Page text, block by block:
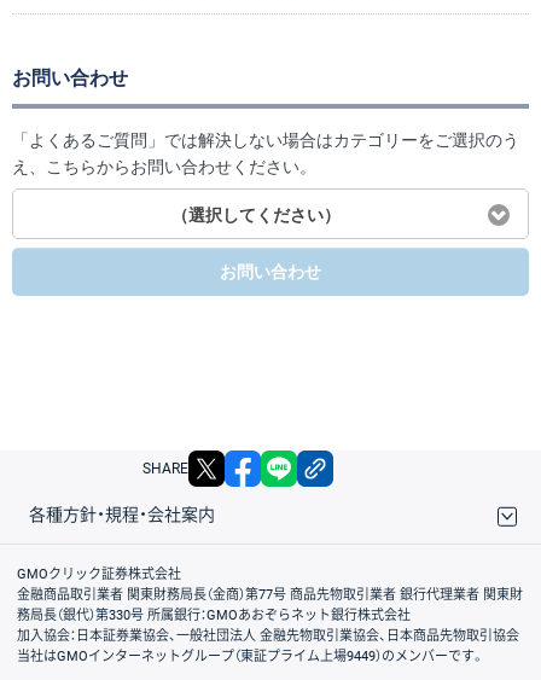
お問い合わせ
「よくあるご質問」では解決しない場合はカテゴリーをご選択のう
え、こちらからお問い合わせください。
（選択してください）
お問い合わせ
SHARE X facebook
各種方針・規程・会社案内
取引規程・約款
サイトマップ
その他のご案内
個人情報保護方針
最良執行方針
サイトのご利用について
ディスクレイマー
信託保全
リスク説明
会社案内
GMOクリック証券株式会社
金融商品取引業者 関東財務局長（金商）第77号 商品先物取引業者 銀行代理業者 関東財
務局長（銀代）第330号 所属銀行：GMOあおぞらネット銀行株式会社
加入協会：日本証券業協会、一般社団法人 金融先物取引業協会、日本商品先物取引協会
当社はGMOインターネットグループ（東証プライム上場9449）のメンバーです。